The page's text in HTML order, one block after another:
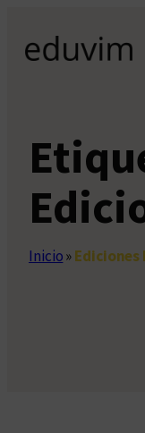
contenido
Inicio»Ediciones